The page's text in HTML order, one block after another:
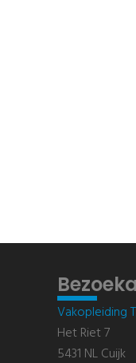
Vakopleiding
Het Riet 7
5431 NL Cuijk